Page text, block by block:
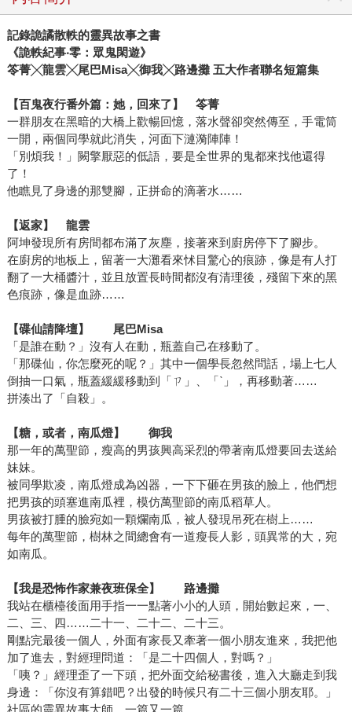
記錄詭譎散軼的靈異故事之書
《詭軼紀事‧零：眾鬼閑遊》
笭菁╳龍雲╳尾巴Misa╳御我╳路邊攤 五大作者聯名短篇集
【百鬼夜行番外篇：她，回來了】 笭菁
一群朋友在黑暗的大橋上歡暢回憶，落水聲卻突然傳至，手電筒
一開，兩個同學就此消失，河面下漣漪陣陣！
「別煩我！」闕擎厭惡的低語，要是全世界的鬼都來找他還得
了！
他瞧見了身邊的那雙腳，正拼命的滴著水……
【返家】 龍雲
阿坤發現所有房間都布滿了灰塵，接著來到廚房停下了腳步。
在廚房的地板上，留著一大灘看來怵目驚心的痕跡，像是有人打
翻了一大桶醬汁，並且放置長時間都沒有清理後，殘留下來的黑
色痕跡，像是血跡……
【碟仙請降壇】 尾巴Misa
「是誰在動？」沒有人在動，瓶蓋自己在移動了。
「那碟仙，你怎麼死的呢？」其中一個學長忽然問話，場上七人
倒抽一口氣，瓶蓋緩緩移動到「ㄗ」、「ˋ」，再移動著……
拼湊出了「自殺」。
【糖，或者，南瓜燈】 御我
那一年的萬聖節，瘦高的男孩興高采烈的帶著南瓜燈要回去送給
妹妹。
被同學欺凌，南瓜燈成為凶器，一下下砸在男孩的臉上，他們想
把男孩的頭塞進南瓜裡，模仿萬聖節的南瓜稻草人。
男孩被打腫的臉宛如一顆爛南瓜，被人發現吊死在樹上……
每年的萬聖節，樹林之間總會有一道瘦長人影，頭異常的大，宛
如南瓜。
【我是恐怖作家兼夜班保全】 路邊攤
我站在櫃檯後面用手指一一點著小小的人頭，開始數起來，一、
二、三、四……二十一、二十二、二十三。
剛點完最後一個人，外面有家長又牽著一個小朋友進來，我把他
加了進去，對經理問道：「是二十四個人，對嗎？」
「咦？」經理歪了一下頭，把外面交給秘書後，進入大廳走到我
身邊：「你沒有算錯吧？出發的時候只有二十三個小朋友耶。」
社區的靈異故事大師，一篇又一篇，